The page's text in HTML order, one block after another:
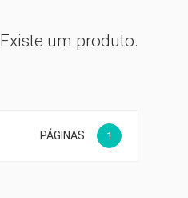
Existe um produto.
PÁGINAS 1